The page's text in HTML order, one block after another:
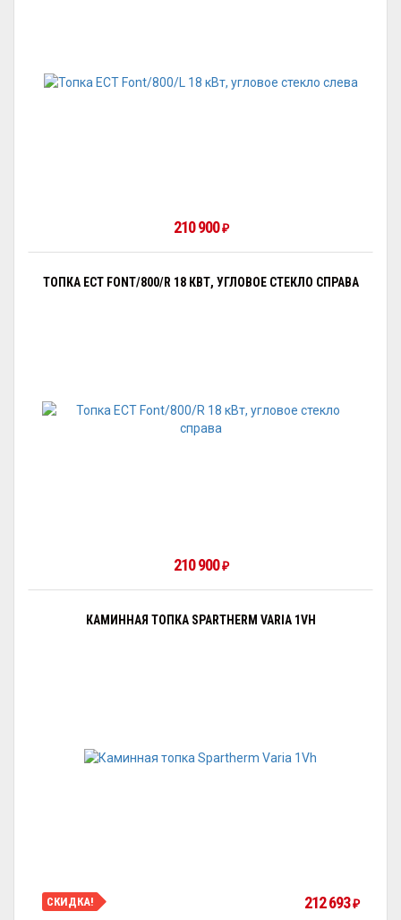
210 900₽
ТОПКА ECT FONT/800/R 18 КВТ, УГЛОВОЕ СТЕКЛО СПРАВА
210 900₽
КАМИННАЯ ТОПКА SPARTHERM VARIA 1VH
СКИДКА! 212 693₽